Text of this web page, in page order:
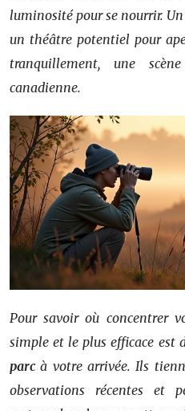
luminosité pour se nourrir.
un théâtre potentiel pour
tranquillement, une
canadienne.
Pour savoir où concentrer
simple et le plus efficace est
parcà votre arrivée. Ils
observations récentes et